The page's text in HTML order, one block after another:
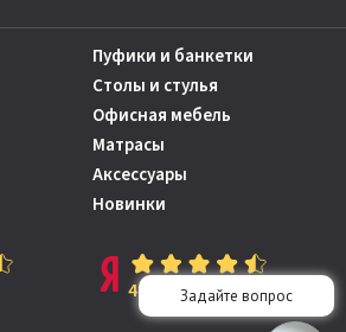
Пуфики и банкетки
Столы и стулья
Офисная мебель
Матрасы
Аксессуары
Новинки
4,7 149отзывов